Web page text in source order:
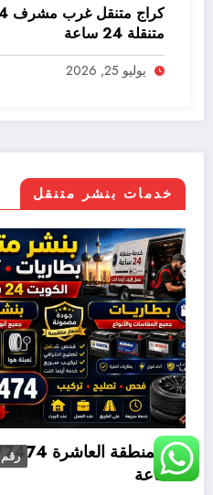
متنقلة 24 ساعة
يوليو 25, 2026
خدمات بنشر متنقل
بنشر متنقل القصور 98577474 خدمة متنقلة 24رقم